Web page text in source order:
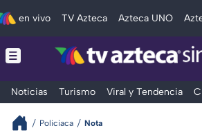
en vivo TV Azteca Azteca UNO
Noticias Turismo Viral y Tendencia
Policiaca Nota